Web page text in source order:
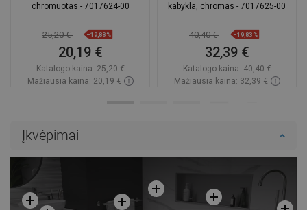
chromuotas - 7017624-00
25,20 € −19,88%
20,19 €
Katalogo kaina: 25,20 €
Mažiausia kaina: 20,19 €
kabykla, chromas - 7017625-00
40,40 € −19,83%
32,39 €
Katalogo kaina: 40,40 €
Mažiausia kaina: 32,39 €
Įkvėpimai